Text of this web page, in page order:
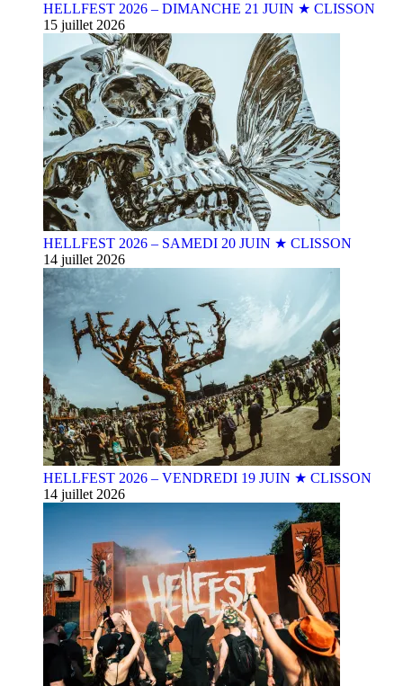
HELLFEST 2026 – DIMANCHE 21 JUIN ★ CLISSON
15 juillet 2026
HELLFEST 2026 – SAMEDI 20 JUIN ★ CLISSON
14 juillet 2026
HELLFEST 2026 – VENDREDI 19 JUIN ★ CLISSON
14 juillet 2026